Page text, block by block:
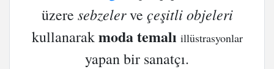
üzere sebzelerve çeşitli objeleri
kullanarakmoda temalı illüstrasyonlar
yapan bir sanatçı.